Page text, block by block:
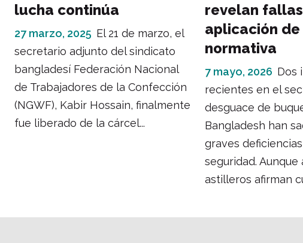
lucha continúa
27 marzo, 2025 El 21 de marzo, el
secretario adjunto del sindicato
bangladesí Federación Nacional
de Trabajadores de la Confección
(NGWF), Kabir Hossain, finalmente
fue liberado de la cárcel...
revelan
aplicación
normativa
7 mayo, 2026 Dos
recientes en el
desguace de
Bangladesh han
graves
seguridad. Aunque
astilleros afirman